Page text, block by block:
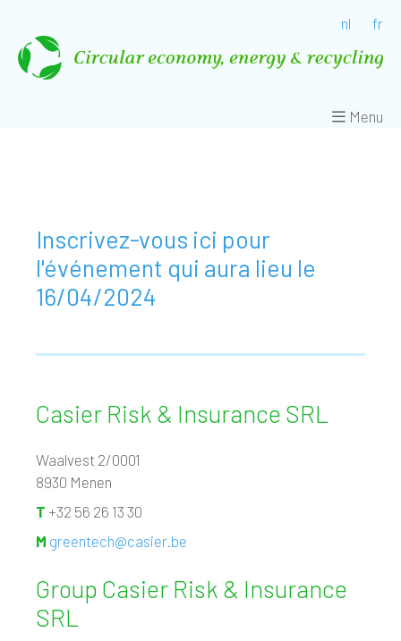
nl fr
Menu
Inscrivez-vous ici pour
l'événement qui aura lieu le
16/04/2024
Casier Risk & Insurance SRL
Waalvest 2/0001
8930 Menen
T +32 56 26 13 30
M greentech@casier.be
Group Casier Risk & Insurance
SRL